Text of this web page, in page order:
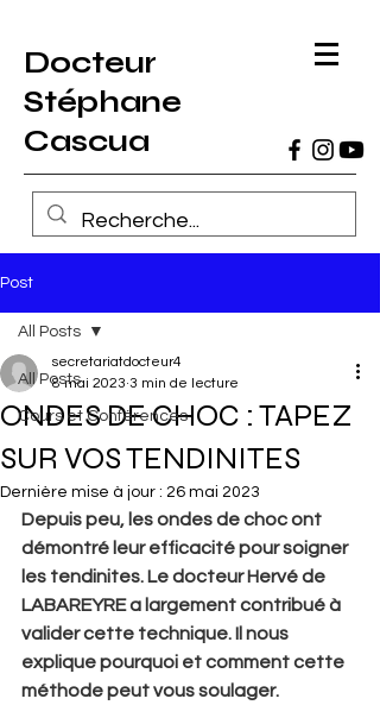
Docteur
Stéphane
Cascua
Post
All Posts
Cours et Conférences
All Posts
ONDES DE CHOC : TAPEZ
SUR VOS TENDINITES
secretariatdocteur4
8 mai 2023 3 min de lecture
Dernière mise à jour : 26 mai 2023
Depuis peu, les ondes de choc ont
démontré leur efficacité pour soigner
les tendinites. Le docteur Hervé de
LABAREYRE a largement contribué à
valider cette technique. Il nous
explique pourquoi et comment cette
méthode peut vous soulager.